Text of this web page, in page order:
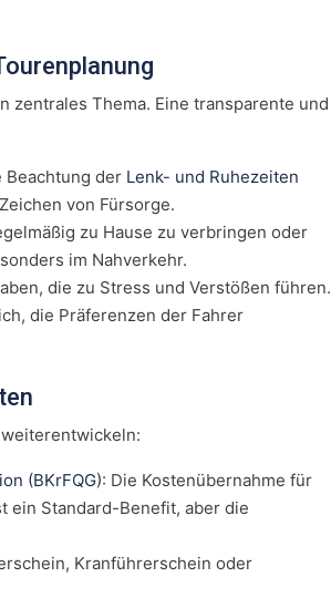
zentrales Thema. Eine transparente und
Beachtung der Lenk- und Ruhezeiten
von Fürsorge.
zu Hause zu verbringen oder
im Nahverkehr.
die zu Stress und Verstößen führen.
die Präferenzen der Fahrer
(BKrFQG): Die Kostenübernahme für
ein Standard-Benefit, aber die
Kranführerschein oder